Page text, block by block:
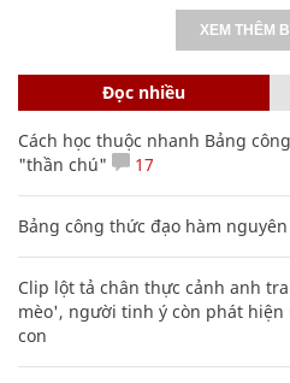
XEM THÊM
Đọc nhiều
Cách học thuộc nhanh Bảng
"thần chú"
17
Bảng công thức đạo hàm
Clip lột tả chân thực cảnh anh
mèo', người tinh ý còn phát
con